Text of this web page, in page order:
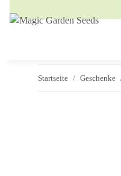
Startseite Geschenke